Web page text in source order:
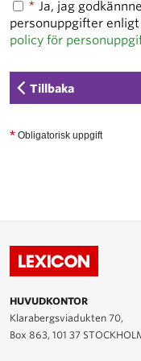
* Ja, jag
personuppgifter enligt
policy för
Tillbaka
* Obligatorisk uppgift
HUVUDKONTOR
Klarabergsviadukten 70,
Box 863, 101 37